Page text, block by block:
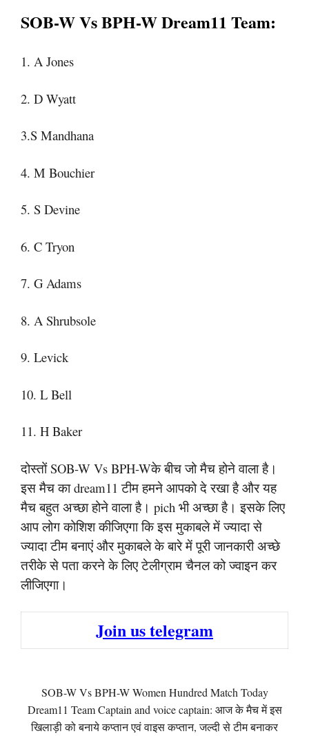
SOB-W Vs BPH-W Dream11 Team:
1. A Jones
2. D Wyatt
3.S Mandhana
4. M Bouchier
5. S Devine
6. C Tryon
7. G Adams
8. A Shrubsole
9. Levick
10. L Bell
11. H Baker
दोस्तों SOB-W Vs BPH-Wके बीच जो मैच होने वाला है।
इस मैच का dream11 टीम हमने आपको दे रखा है और यह
मैच बहुत अच्छा होने वाला है। pich भी अच्छा है। इसके लिए
आप लोग कोशिश कीजिएगा कि इस मुकाबले में ज्यादा से
ज्यादा टीम बनाएं और मुकाबले के बारे में पूरी जानकारी अच्छे
तरीके से पता करने के लिए टेलीग्राम चैनल को ज्वाइन कर
लीजिएगा।
Join us telegram
SOB-W Vs BPH-W Women Hundred Match Today
Dream11 Team Captain and voice captain: आज के मैच में इस
खिलाड़ी को बनाये कप्तान एवं वाइस कप्तान, जल्दी से टीम बनाकर